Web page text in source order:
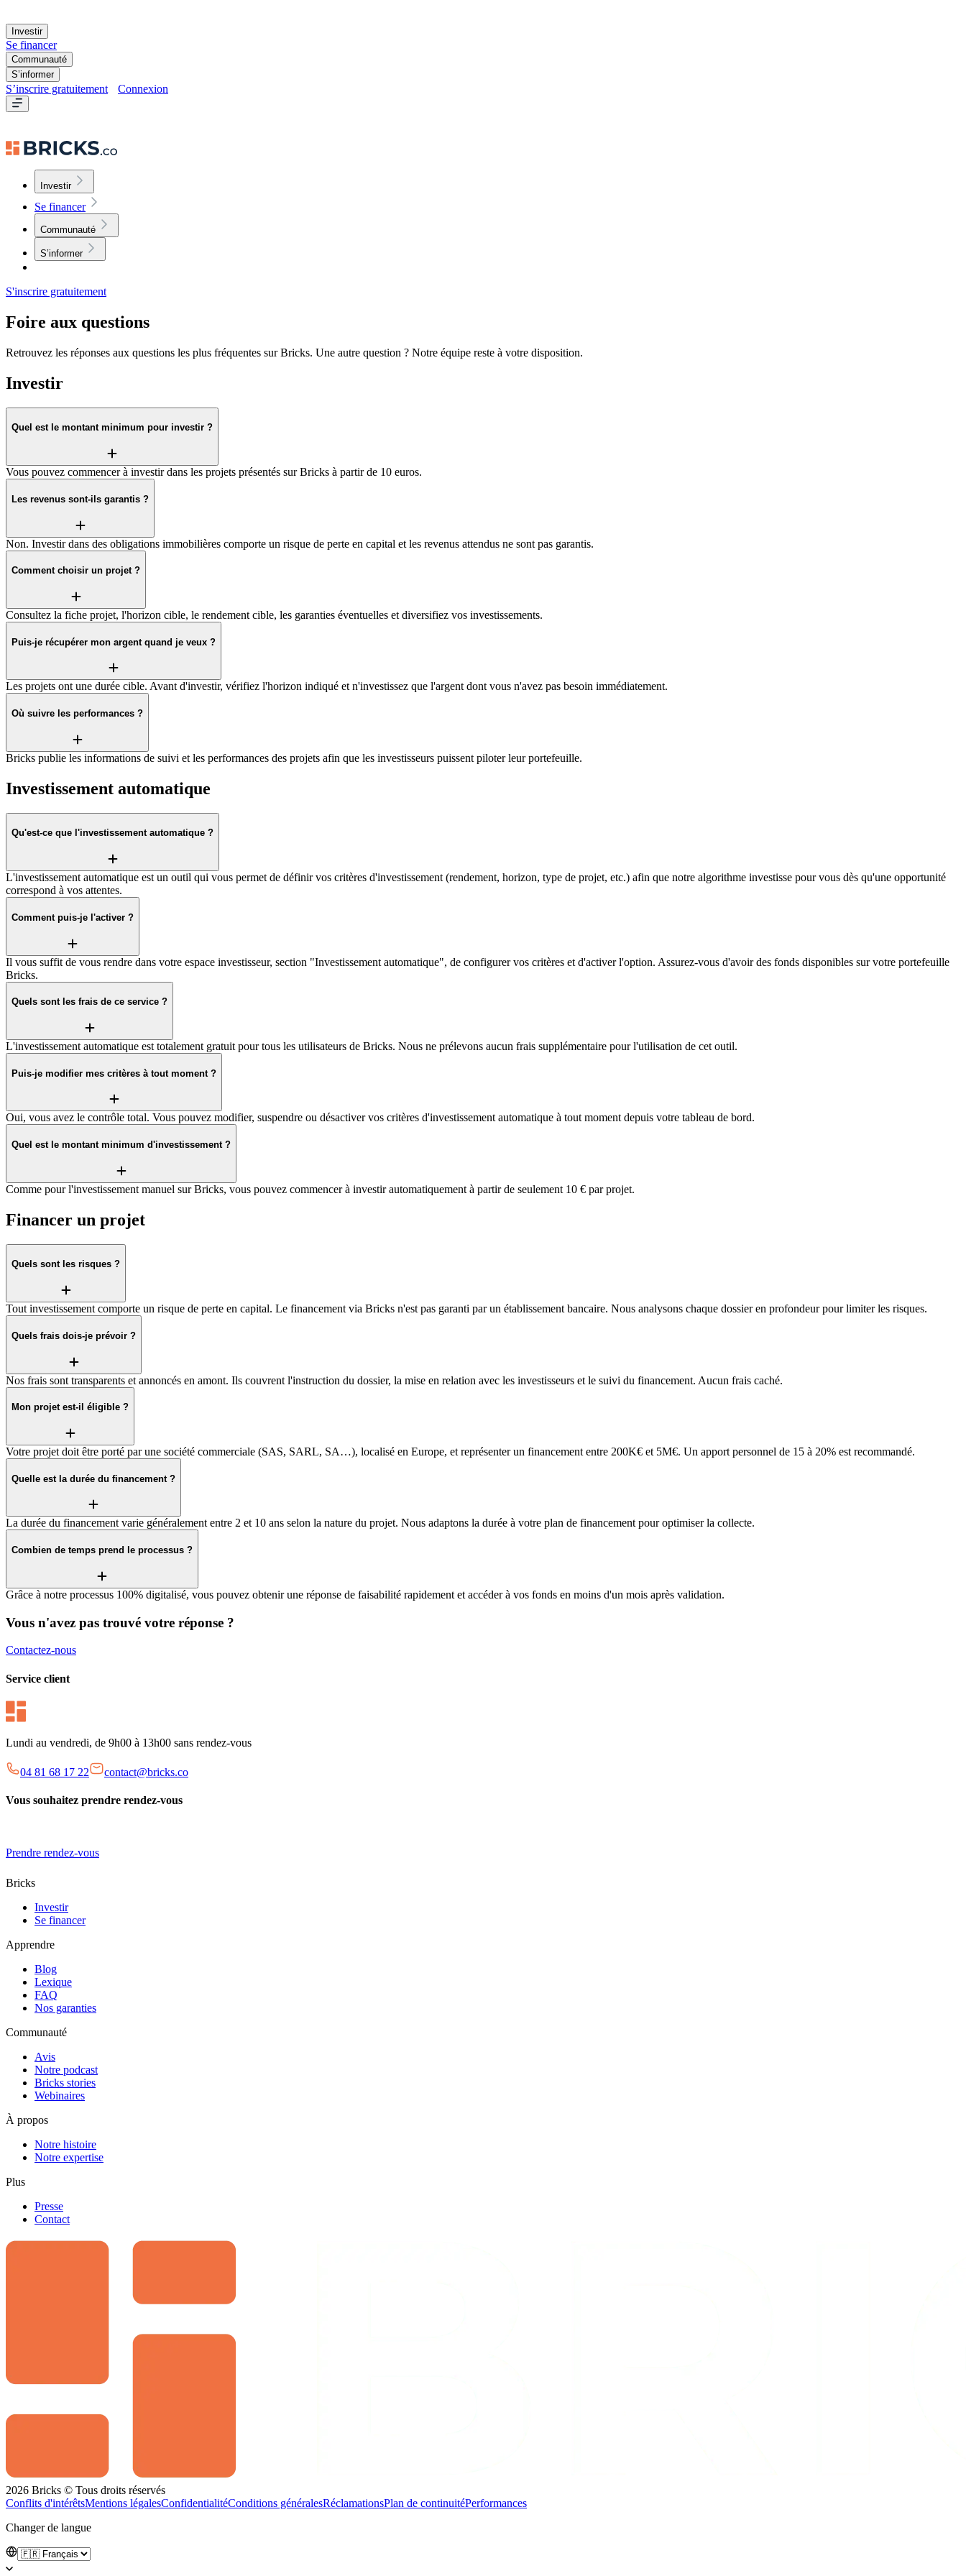
Investir
Se financer
Communauté
S’informer
S’inscrire gratuitement Connexion
Investir
Se financer
Communauté
S’informer
S'inscrire gratuitement
Foire aux questions
Retrouvez les réponses aux questions les plus fréquentes sur Bricks. Une autre question ? Notre équipe reste à votre disposition.
Investir
Quel est le montant minimum pour investir ?
Vous pouvez commencer à investir dans les projets présentés sur Bricks à partir de 10 euros.
Les revenus sont-ils garantis ?
Non. Investir dans des obligations immobilières comporte un risque de perte en capital et les revenus attendus ne sont pas garantis.
Comment choisir un projet ?
Consultez la fiche projet, l'horizon cible, le rendement cible, les garanties éventuelles et diversifiez vos investissements.
Puis-je récupérer mon argent quand je veux ?
Les projets ont une durée cible. Avant d'investir, vérifiez l'horizon indiqué et n'investissez que l'argent dont vous n'avez pas besoin immédiatement.
Où suivre les performances ?
Bricks publie les informations de suivi et les performances des projets afin que les investisseurs puissent piloter leur portefeuille.
Investissement automatique
Qu'est-ce que l'investissement automatique ?
L'investissement automatique est un outil qui vous permet de définir vos critères d'investissement (rendement, horizon, type de projet, etc.) afin que notre algorithme investisse pour vous dès qu'une opportunité
correspond à vos attentes.
Comment puis-je l'activer ?
Il vous suffit de vous rendre dans votre espace investisseur, section "Investissement automatique", de configurer vos critères et d'activer l'option. Assurez-vous d'avoir des fonds disponibles sur votre portefeuille
Bricks.
Quels sont les frais de ce service ?
L'investissement automatique est totalement gratuit pour tous les utilisateurs de Bricks. Nous ne prélevons aucun frais supplémentaire pour l'utilisation de cet outil.
Puis-je modifier mes critères à tout moment ?
Oui, vous avez le contrôle total. Vous pouvez modifier, suspendre ou désactiver vos critères d'investissement automatique à tout moment depuis votre tableau de bord.
Quel est le montant minimum d'investissement ?
Comme pour l'investissement manuel sur Bricks, vous pouvez commencer à investir automatiquement à partir de seulement 10 € par projet.
Financer un projet
Quels sont les risques ?
Tout investissement comporte un risque de perte en capital. Le financement via Bricks n'est pas garanti par un établissement bancaire. Nous analysons chaque dossier en profondeur pour limiter les risques.
Quels frais dois-je prévoir ?
Nos frais sont transparents et annoncés en amont. Ils couvrent l'instruction du dossier, la mise en relation avec les investisseurs et le suivi du financement. Aucun frais caché.
Mon projet est-il éligible ?
Votre projet doit être porté par une société commerciale (SAS, SARL, SA…), localisé en Europe, et représenter un financement entre 200K€ et 5M€. Un apport personnel de 15 à 20% est recommandé.
Quelle est la durée du financement ?
La durée du financement varie généralement entre 2 et 10 ans selon la nature du projet. Nous adaptons la durée à votre plan de financement pour optimiser la collecte.
Combien de temps prend le processus ?
Grâce à notre processus 100% digitalisé, vous pouvez obtenir une réponse de faisabilité rapidement et accéder à vos fonds en moins d'un mois après validation.
Vous n'avez pas trouvé votre réponse ?
Contactez-nous
Service client
Lundi au vendredi, de 9h00 à 13h00 sans rendez-vous
04 81 68 17 22 contact@bricks.co
Vous souhaitez prendre rendez-vous
Prendre rendez-vous
Bricks
Investir
Se financer
Apprendre
Blog
Lexique
FAQ
Nos garanties
Communauté
Avis
Notre podcast
Bricks stories
Webinaires
À propos
Notre histoire
Notre expertise
Plus
Presse
Contact
2026 Bricks © Tous droits réservés
Conflits d'intérêtsMentions légalesConfidentialitéConditions généralesRéclamationsPlan de continuitéPerformances
Changer de langue